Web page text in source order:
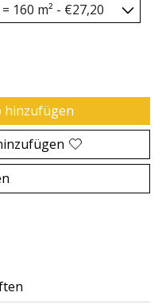
hinzufügen